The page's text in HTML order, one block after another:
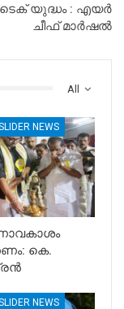
യുദ്ധം : എയർ
ചീഫ് മാർഷൽ
All
NEWS
കെ.
NEWS